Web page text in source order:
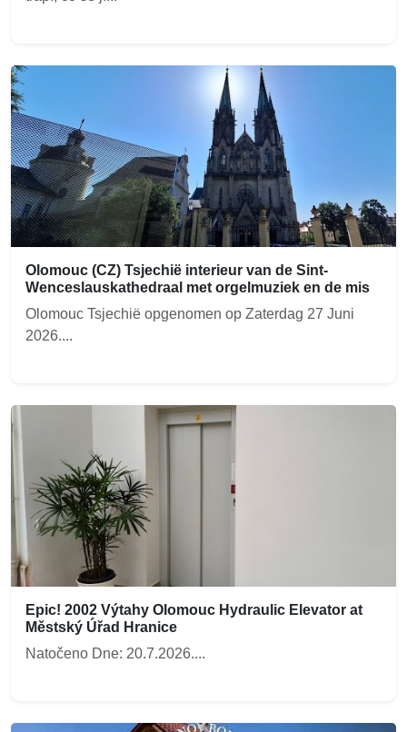
Olomouc (CZ) Tsjechië interieur van de Sint-
Wenceslauskathedraal met orgelmuziek en de mis
Olomouc Tsjechië opgenomen op Zaterdag 27 Juni
2026....
Epic! 2002 Výtahy Olomouc Hydraulic Elevator at
Městský Úřad Hranice
Natočeno Dne: 20.7.2026....